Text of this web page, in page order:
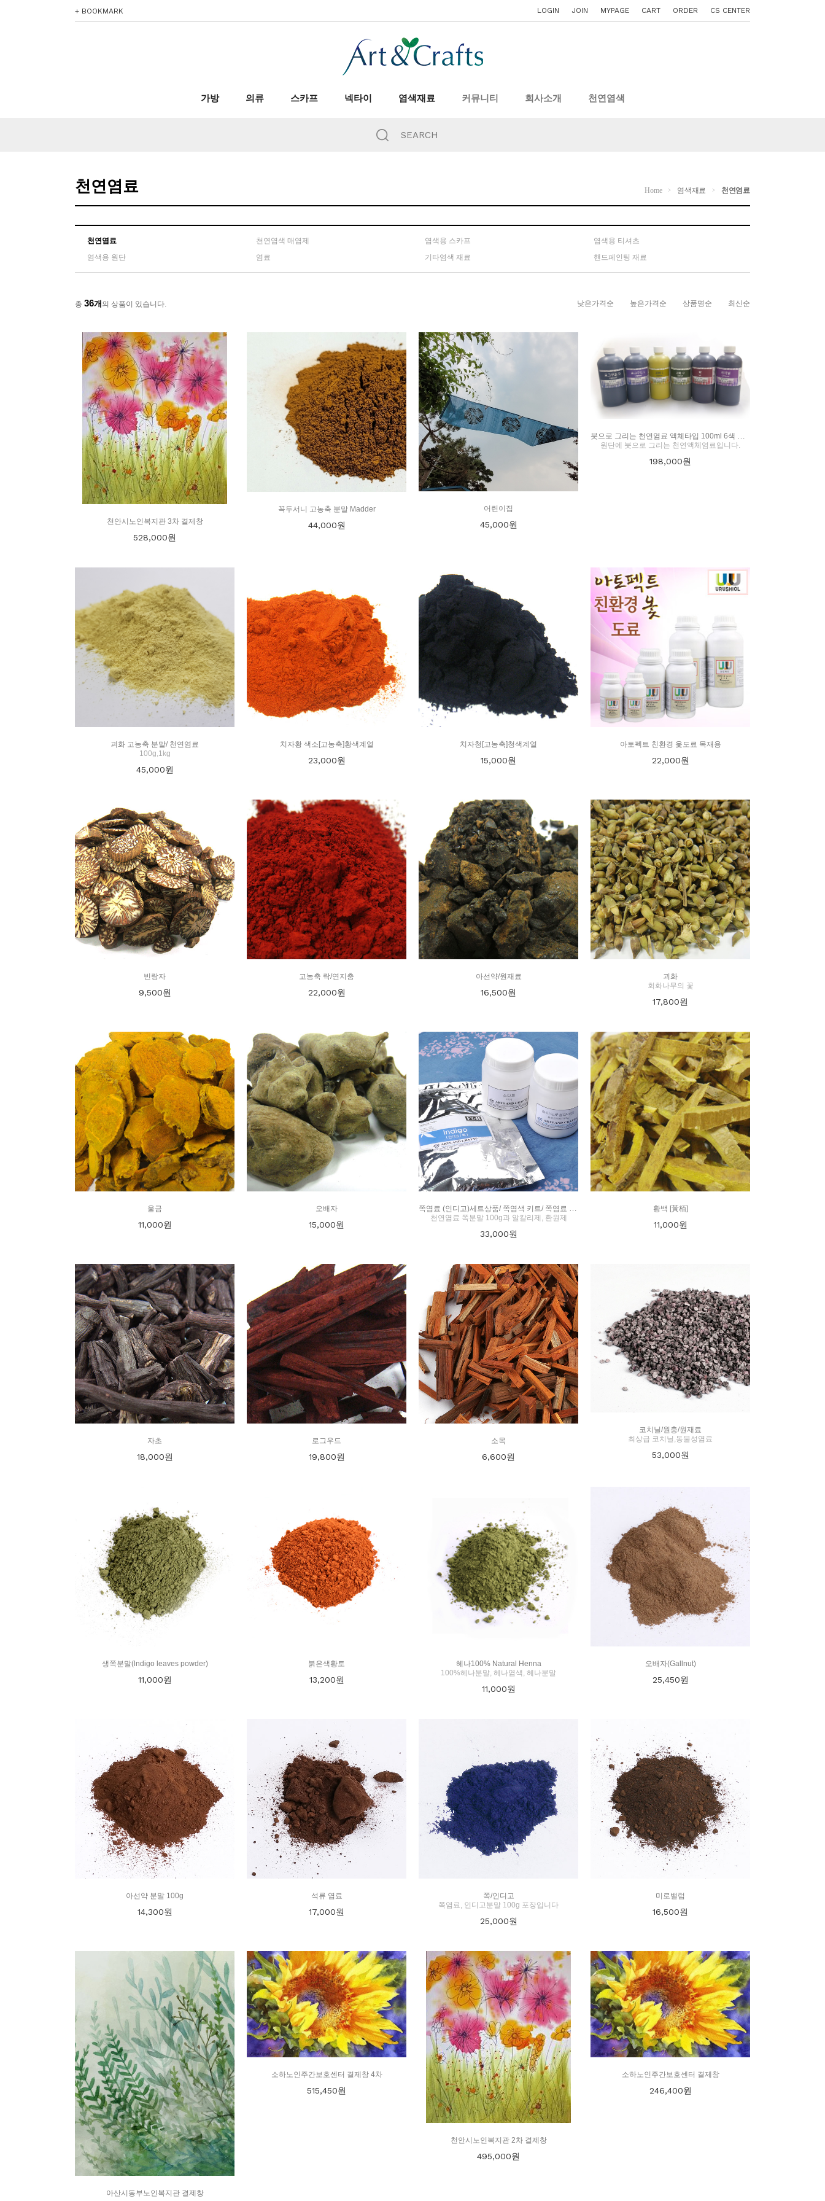
+ BOOKMARK LOGIN JOIN MYPAGE CART ORDER CS CENTER
가방 의류 스카프 넥타이 염색재료 커뮤니티 회사소개 천연염색
천연염료 Home > 염색재료 > 천연염료
천연염료 천연염색 매염제 염색용 스카프
염색용 티셔츠
염색용 원단
염료 기타염색 재료 핸드페인팅 재료
총 36개의 상품이 있습니다. 낮은가격순 높은가격순 상품명순 최신순
천안시노인복지관 3차 결제창
528,000원
꼭두서니 고농축 분말 Madder
44,000원
어린이집
45,000원
붓으로 그리는 천연염료 액체타입 100ml 6색 세트/ 천연색호염료
원단에 붓으로 그리는 천연액체염료입니다.
198,000원
괴화 고농축 분말/ 천연염료
100g,1kg
45,000원
치자황 색소[고농축]황색계열
23,000원
치자청[고농축]청색계열
15,000원
아토펙트 친환경 옻도료 목재용
22,000원
빈랑자
9,500원
고농축 락/연지충
22,000원
아선약/원재료
16,500원
괴화
회화나무의 꽃
17,800원
울금
11,000원
오배자
15,000원
천연염료 쪽분말 100g과 알칼리제, 환원제
33,000원
황백 [黃栢]
11,000원
자초
18,000원
로그우드
19,800원
소목
6,600원
코치닐/원충/원재료
최상급 코치닐,동물성염료
53,000원
생쪽분말(lndigo leaves powder)
11,000원
붉은색황토
13,200원
헤나100% Natural Henna
100%헤나분말, 헤나염색, 헤나분말
11,000원
오배자(Gallnut)
25,450원
아선약 분말 100g
14,300원
석류 염료
17,000원
쪽/인디고
쪽염료, 인디고분말 100g 포장입니다
25,000원
미로밸럼
16,500원
아산시동부노인복지관 결제창
소하노인주간보호센터 결제창 4차
515,450원
천안시노인복지관 2차 결제창
495,000원
소하노인주간보호센터 결제창
246,400원